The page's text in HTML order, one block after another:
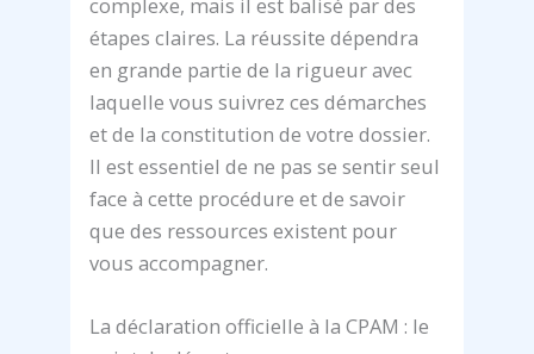
étapes claires. La réussite dépendra
en grande partie de la rigueur avec
laquelle vous suivrez ces démarches
et de la constitution de votre dossier.
Il est essentiel de ne pas se sentir seul
face à cette procédure et de savoir
que des ressources existent pour
vous accompagner.
La déclaration officielle à la CPAM : le